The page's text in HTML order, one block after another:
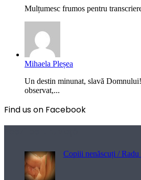
Mulțumesc frumos pentru
Mihaela Pleșea
Un destin minunat, slavă
observat,...
Find us on Facebook
Copiii nenăscuți / Radu